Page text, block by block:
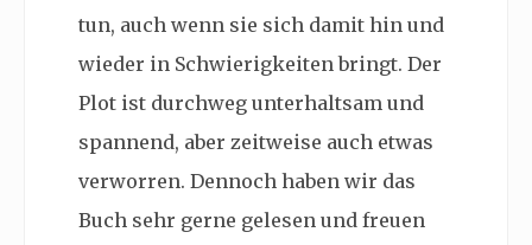
tun, auch wenn sie sich damit hin und
wieder in Schwierigkeiten bringt. Der
Plot ist durchweg unterhaltsam und
spannend, aber zeitweise auch etwas
verworren. Dennoch haben wir das
Buch sehr gerne gelesen und freuen